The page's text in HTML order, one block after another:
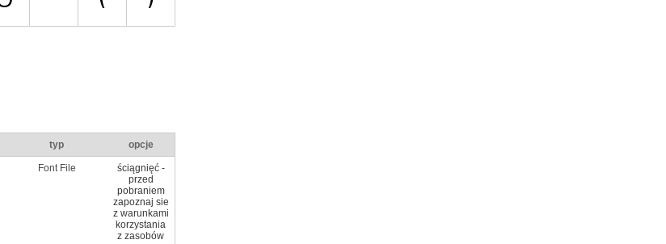
typ opcje
Font File
ściągnięć -
przed
pobraniem
zapoznaj sie
z warunkami
korzystania
z zasobów